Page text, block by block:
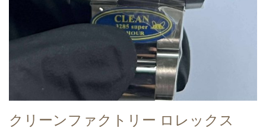
クリーンファクトリー ロレックス